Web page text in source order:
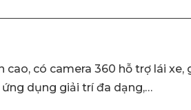
có camera 360 hỗ trợ lái xe,
dụng giải trí đa dạng,…